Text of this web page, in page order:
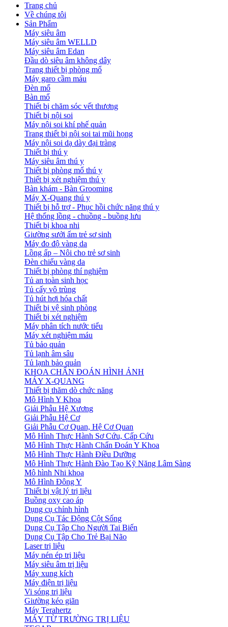
Trang chủ
Về chúng tôi
Sản Phẩm
Máy siêu âm
Máy siêu âm WELLD
Máy siêu âm Edan
Đầu dò siêu âm không dây
Trang thiết bị phòng mổ
Máy garo cầm máu
Đèn mổ
Bàn mổ
Thiết bị chăm sóc vết thương
Thiết bị nội soi
Máy nội soi khí phế quản
Trang thiết bị nội soi tai mũi họng
Máy nội soi dạ dày đại tràng
Thiết bị thú y
Máy siêu âm thú y
Thiết bị phòng mổ thú y
Thiết bị xét nghiệm thú y
Bàn khám - Bàn Grooming
Máy X-Quang thú y
Thiết bị hỗ trợ - Phục hồi chức năng thú y
Hệ thống lồng - chuồng - buồng lưu
Thiết bị khoa nhi
Giường sưởi ấm trẻ sơ sinh
Máy đo độ vàng da
Lồng ấp – Nôi cho trẻ sơ sinh
Đèn chiếu vàng da
Thiết bị phòng thí nghiệm
Tủ an toàn sinh học
Tủ cấy vô trùng
Tủ hút hơi hóa chất
Thiết bị vệ sinh phòng
Thiết bị xét nghiệm
Máy phân tích nước tiểu
Máy xét nghiệm máu
Tủ bảo quản
Tủ lạnh âm sâu
Tủ lạnh bảo quản
KHOA CHẨN ĐOÁN HÌNH ẢNH
MÁY X-QUANG
Thiết bị thăm dò chức năng
Mô Hình Y Khoa
Giải Phẫu Hệ Xương
Giải Phẫu Hệ Cơ
Giải Phẫu Cơ Quan, Hệ Cơ Quan
Mô Hình Thực Hành Sơ Cứu, Cấp Cứu
Mô Hình Thực Hành Chẩn Đoán Y Khoa
Mô Hình Thực Hành Điều Dưỡng
Mô Hình Thực Hành Đào Tạo Kỹ Năng Lâm Sàng
Mô hình Nhi khoa
Mô Hình Đông Y
Thiết bị vật lý trị liệu
Buồng oxy cao áp
Dụng cụ chỉnh hình
Dụng Cụ Tác Động Cột Sống
Dụng Cụ Tập Cho Người Tai Biến
Dụng Cụ Tập Cho Trẻ Bại Não
Laser trị liệu
Máy nén ép trị liệu
Máy siêu âm trị liệu
Máy xung kích
Máy điện trị liệu
Vi sóng trị liệu
Giường kéo giãn
Máy Terahertz
MÁY TỪ TRƯỜNG TRỊ LIỆU